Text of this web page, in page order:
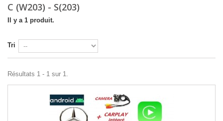
C (W203) - S(203)
Il y a 1 produit.
Tri
Résultats 1 - 1 sur 1.